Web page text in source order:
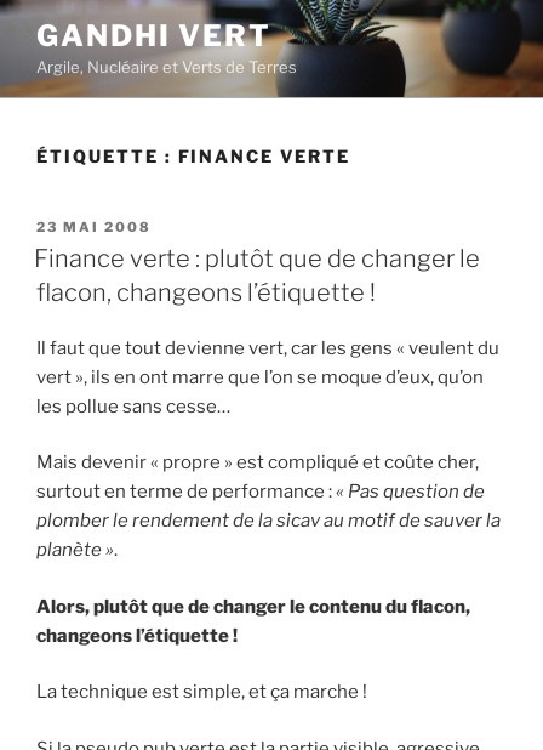
Aller
contenu
principal
GANDHI VERT
Argile, Nucléaire et Verts de Terres
ÉTIQUETTE : FINANCE VERTE
PUBLIÉ
LE
23 MAI 2008
Finance verte : plutôt que de changer le
flacon, changeons l’étiquette !
Il faut que tout devienne vert, car les gens « veulent du
vert », ils en ont marre que l’on se moque d’eux, qu’on
les pollue sans cesse…
Mais devenir « propre » est compliqué et coûte cher,
surtout en terme de performance :« Pas question de
plomber le rendement de la sicav au motif de sauver la
planète ».
Alors, plutôt que de changer le contenu du flacon,
changeons l’étiquette !
La technique est simple, et ça marche !